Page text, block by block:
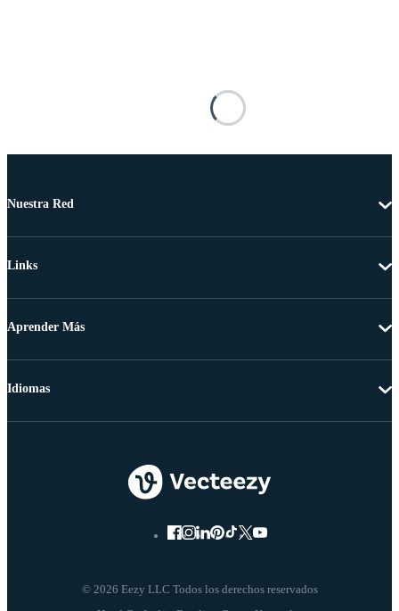
Nuestra Red
Links
Aprender Más
© 2026 Eezy LLC Todos los derechos reservados
Idiomas